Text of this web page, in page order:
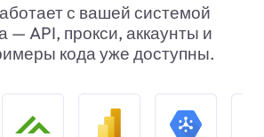
с вашей системой
— API, прокси, аккаунты и
кода уже доступны.